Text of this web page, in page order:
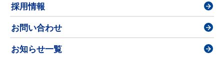
採用情報
お問い合わせ
お知らせ一覧